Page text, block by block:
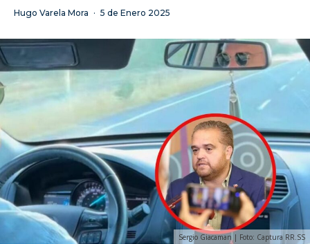
Hugo Varela Mora · 5 de Enero 2025
Sergio Giacaman | Foto: Captura RR.SS